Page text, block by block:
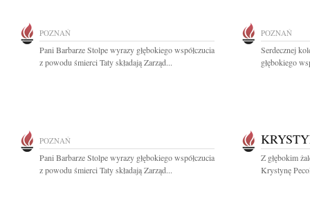
POZNAŃ
Pani Barbarze Stolpe wyrazy głębokiego współczucia
z powodu śmierci Taty składają Zarząd...
POZNAŃ
Serdecznej
głębokiego
POZNAŃ
Pani Barbarze Stolpe wyrazy głębokiego współczucia
z powodu śmierci Taty składają Zarząd...
Z głębokim
Krystynę